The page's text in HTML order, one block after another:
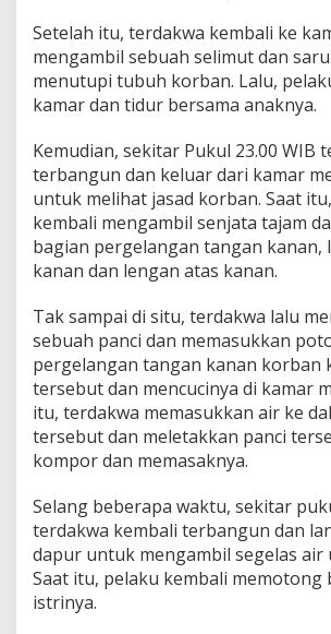
Setelah itu, terdakwa kembali ke
mengambil sebuah selimut dan
menutupi tubuh korban. Lalu,
kamar dan tidur bersama anaknya.
Kemudian, sekitar Pukul 23.00 WIB
terbangun dan keluar dari kamar
untuk melihat jasad korban. Saat
kembali mengambil senjata tajam
bagian pergelangan tangan kanan,
kanan dan lengan atas kanan.
Tak sampai di situ, terdakwa lalu
sebuah panci dan memasukkan
pergelangan tangan kanan korban
tersebut dan mencucinya di kamar
itu, terdakwa memasukkan air ke
tersebut dan meletakkan panci
kompor dan memasaknya.
Selang beberapa waktu, sekitar
terdakwa kembali terbangun dan
dapur untuk mengambil segelas air
Saat itu, pelaku kembali memotong
istrinya.